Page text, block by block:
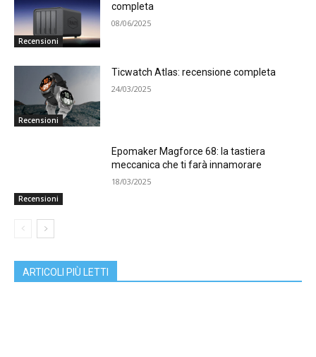
Recensioni
completa
08/06/2025
Recensioni
Ticwatch Atlas: recensione completa
24/03/2025
Recensioni
Epomaker Magforce 68: la tastiera
meccanica che ti farà innamorare
18/03/2025
ARTICOLI PIÙ LETTI